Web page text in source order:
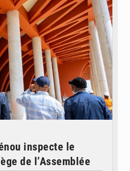
inspecte le
de l’Assemblée